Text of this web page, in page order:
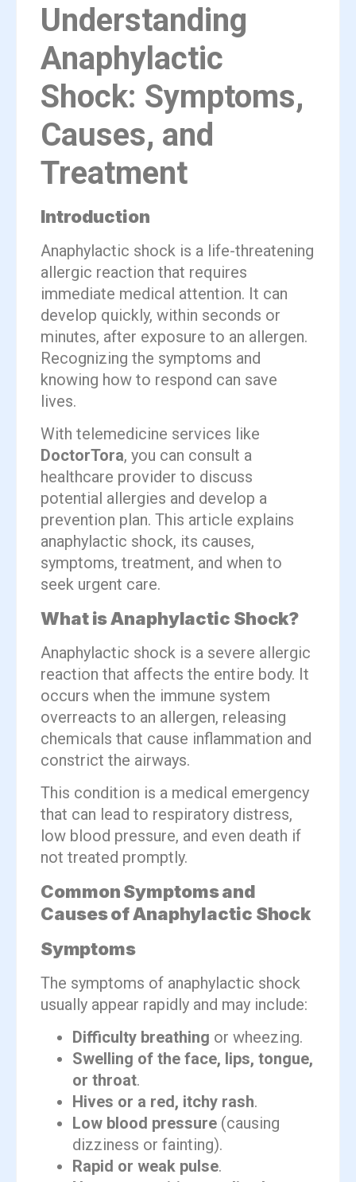
Understanding
Anaphylactic
Shock: Symptoms,
Causes, and
Treatment
Introduction
Anaphylactic shock is a life-threatening
allergic reaction that requires
immediate medical attention. It can
develop quickly, within seconds or
minutes, after exposure to an allergen.
Recognizing the symptoms and
knowing how to respond can save
lives.
With telemedicine services like
DoctorTora, you can consult a
healthcare provider to discuss
potential allergies and develop a
prevention plan. This article explains
anaphylactic shock, its causes,
symptoms, treatment, and when to
seek urgent care.
What is Anaphylactic Shock?
Anaphylactic shock is a severe allergic
reaction that affects the entire body. It
occurs when the immune system
overreacts to an allergen, releasing
chemicals that cause inflammation and
constrict the airways.
This condition is a medical emergency
that can lead to respiratory distress,
low blood pressure, and even death if
not treated promptly.
Common Symptoms and
Causes of Anaphylactic Shock
Symptoms
The symptoms of anaphylactic shock
usually appear rapidly and may include:
Difficulty breathing or wheezing.
Swelling of the face, lips, tongue,
or throat.
Hives or a red, itchy rash.
Low blood pressure (causing
dizziness or fainting).
Rapid or weak pulse.